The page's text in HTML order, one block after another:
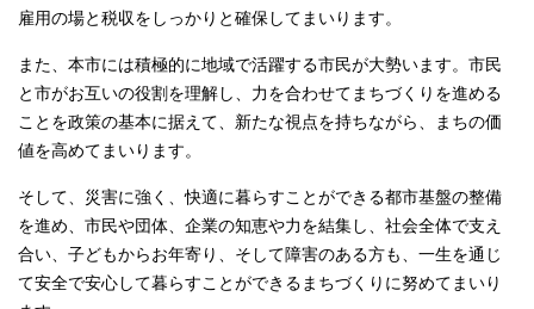
雇用の場と税収をしっかりと確保してまいります。
また、本市には積極的に地域で活躍する市民が大勢います。市民
と市がお互いの役割を理解し、力を合わせてまちづくりを進める
ことを政策の基本に据えて、新たな視点を持ちながら、まちの価
値を高めてまいります。
そして、災害に強く、快適に暮らすことができる都市基盤の整備
を進め、市民や団体、企業の知恵や力を結集し、社会全体で支え
合い、子どもからお年寄り、そして障害のある方も、一生を通じ
て安全で安心して暮らすことができるまちづくりに努めてまいり